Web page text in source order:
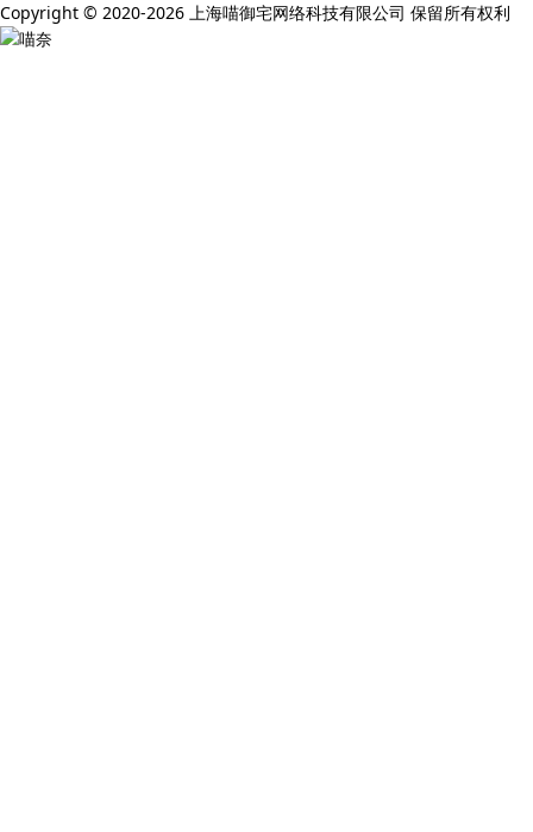
Copyright © 2020-2026 上海喵御宅网络科技有限公司 保留所有权利